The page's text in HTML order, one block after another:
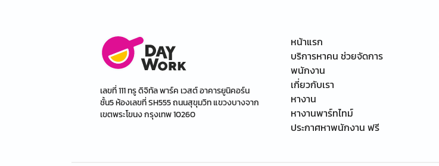
เลขที่ 111 ทรู ดิจิทัล พาร์ค เวสต์ อาคารยูนิคอร์น
ชั้น5 ห้องเลขที่ SH555 ถนนสุขุมวิท แขวงบางจาก
เขตพระโขนง กรุงเทพ 10260
หน้าแรก
บริการหาคน ช่วยจัดการ
พนักงาน
เกี่ยวกับเรา
หางาน
หางานพาร์ทไทม์
ประกาศหาพนักงาน ฟรี